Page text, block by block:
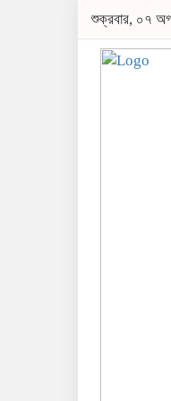
শুক্রবার, ০৭